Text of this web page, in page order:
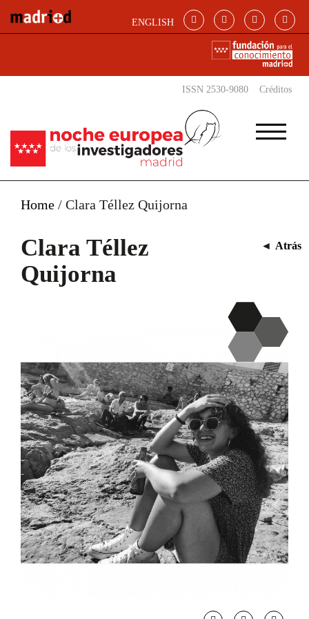
ENGLISH
ISSN 2530-9080 Créditos
Home / Clara Téllez Quijorna
Clara Téllez
Quijorna
◄ Atrás